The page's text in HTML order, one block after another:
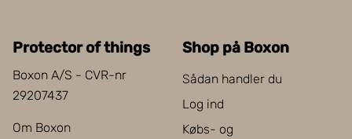
Protector of things
Boxon A/S - CVR-nr
29207437
Om Boxon
Shop på Boxon
Sådan handler du
Log ind
Købs- og